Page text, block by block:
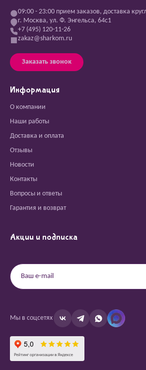
09:00 - 23:00 прием заказов, доставка
г. Москва, ул. Ф. Энгельса, 64с1
+7 (495) 120-11-26
zakaz@sharkom.ru
Заказать звонок
Информация
О компании
Наши работы
Доставка и оплата
Отзывы
Новости
Контакты
Вопросы и ответы
Гарантия и возврат
Акции и подписка
Мы в соцсетях